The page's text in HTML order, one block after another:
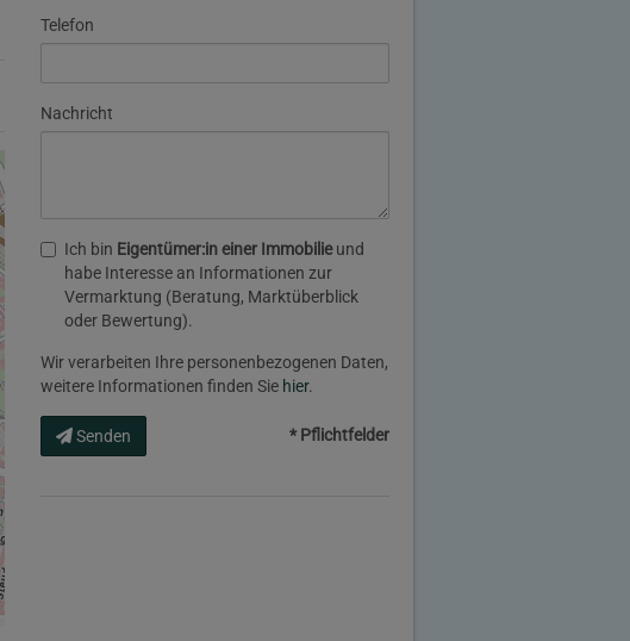
Telefon
Nachricht
Ich bin Eigentümer:in einer Immobilieund
habe Interesse an Informationen zur
Vermarktung (Beratung, Marktüberblick
oder Bewertung).
Wir verarbeiten Ihre personenbezogenen Daten,
weitere Informationen finden Sie hier.
Senden * Pflichtfelder